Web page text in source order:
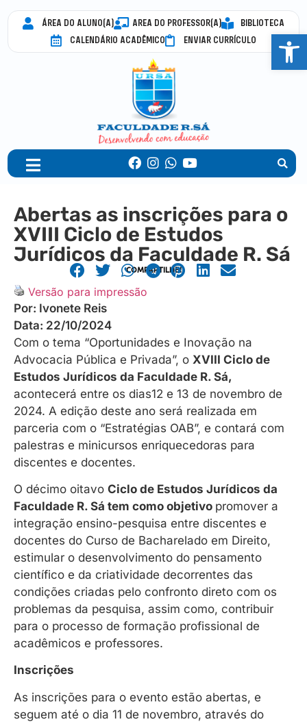
ÁREA DO ALUNO(A) AREA DO PROFESSOR(A)
BIBLIOTECA
CALENDÁRIO ACADÊMICO
ENVIAR CURRÍCULO
Abertas as inscrições para o
XVIII Ciclo de Estudos
Jurídicos da Faculdade R. Sá
COMPARTILHE!
Versão para impressão
Por: Ivonete Reis
Data: 22/10/2024
Com o tema “Oportunidades e Inovação na
Advocacia Pública e Privada”, o XVIII Ciclo de
Estudos Jurídicos da Faculdade R. Sá,
acontecerá entre os dias12 e 13 de novembro de
2024. A edição deste ano será realizada em
parceria com o “Estratégias OAB”, e contará com
palestras e minicursos enriquecedoras para
discentes e docentes.
O décimo oitavo Ciclo de Estudos Jurídicos da
Faculdade R. Sá tem como objetivo promover a
integração ensino-pesquisa entre discentes e
docentes do Curso de Bacharelado em Direito,
estimular o desenvolvimento do pensamento
científico e da criatividade decorrentes das
condições criadas pelo confronto direto com os
problemas da pesquisa, assim como, contribuir
para o processo de formação profissional de
acadêmicos e professores.
Inscrições
As inscrições para o evento estão abertas, e
seguem até o dia 11 de novembro, através do
Abrir